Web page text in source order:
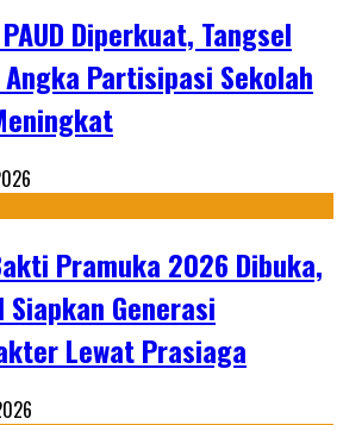
Diperkuat, Tangsel
Partisipasi Sekolah
Pramuka 2026 Dibuka,
Siapkan Generasi
Lewat Prasiaga